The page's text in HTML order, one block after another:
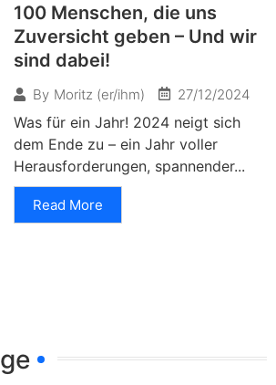
100 Menschen, die uns
Zuversicht geben – Und wir
sind dabei!
By Moritz (er/ihm) 27/12/2024
Was für ein Jahr! 2024 neigt sich
dem Ende zu – ein Jahr voller
Herausforderungen, spannender...
Read More